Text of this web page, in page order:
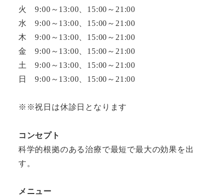
火 9:00～13:00、15:00～21:00
水 9:00～13:00、15:00～21:00
木 9:00～13:00、15:00～21:00
金 9:00～13:00、15:00～21:00
土 9:00～13:00、15:00～21:00
日 9:00～13:00、15:00～21:00
※※祝日は休診日となります
コンセプト
科学的根拠のある治療で最短で最大の効果を出
す。
メニュー